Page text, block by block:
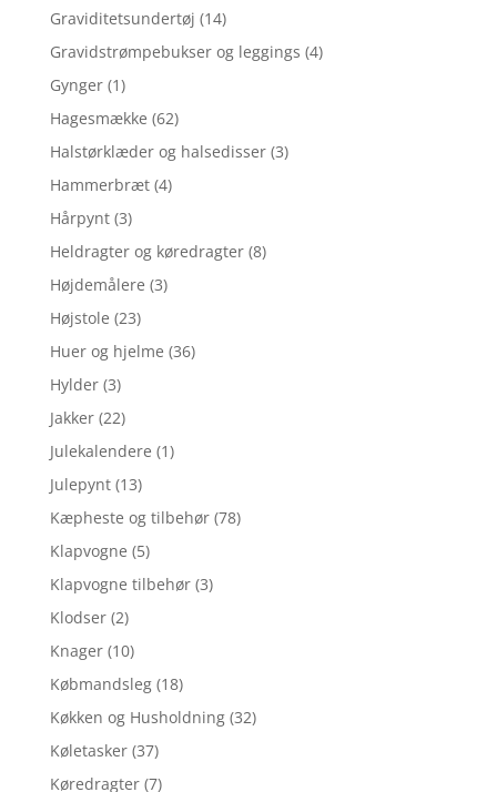
Graviditetsundertøj (14)
Gravidstrømpebukser og leggings (4)
Gynger (1)
Hagesmække (62)
Halstørklæder og halsedisser (3)
Hammerbræt (4)
Hårpynt (3)
Heldragter og køredragter (8)
Højdemålere (3)
Højstole (23)
Huer og hjelme (36)
Hylder (3)
Jakker (22)
Julekalendere (1)
Julepynt (13)
Kæpheste og tilbehør (78)
Klapvogne (5)
Klapvogne tilbehør (3)
Klodser (2)
Knager (10)
Købmandsleg (18)
Køkken og Husholdning (32)
Køletasker (37)
Køredragter (7)